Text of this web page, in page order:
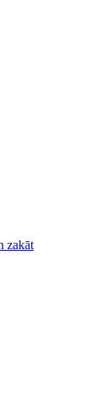
zakāt